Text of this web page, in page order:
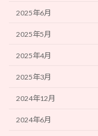
2025年6月
2025年5月
2025年4月
2025年3月
2024年12月
2024年6月